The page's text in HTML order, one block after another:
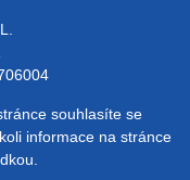
souhlasíte se
informace na stránce